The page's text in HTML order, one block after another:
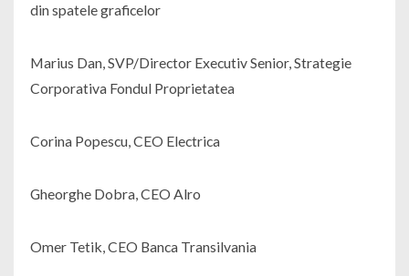
din spatele graficelor
Marius Dan, SVP/Director Executiv Senior, Strategie
Corporativa Fondul Proprietatea
Corina Popescu, CEO Electrica
Gheorghe Dobra, CEO Alro
Omer Tetik, CEO Banca Transilvania